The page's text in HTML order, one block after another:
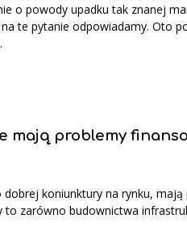
o powody upadku tak znanej
te pytanie odpowiadamy. Oto
mają problemy
koniunktury na rynku, mają
to zarówno budownictwa